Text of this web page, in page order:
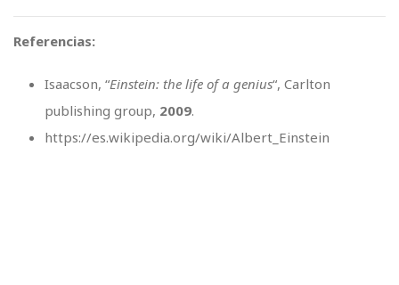
Referencias:
Isaacson, “Einstein: the life of a genius“, Carlton
publishing group, 2009.
https://es.wikipedia.org/wiki/Albert_Einstein